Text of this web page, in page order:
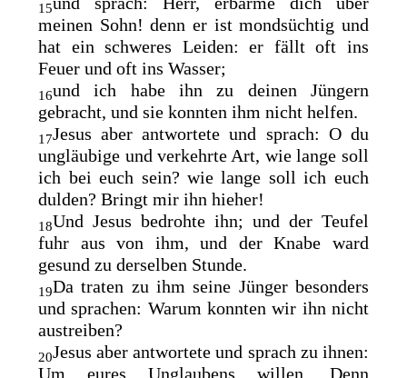
15
meinen Sohn! denn er ist mondsüchtig und
hat ein schweres Leiden: er fällt oft ins
Feuer und oft ins Wasser;
16und ich habe ihn zu deinen Jüngern
gebracht, und sie konnten ihm nicht helfen.
17Jesus aber antwortete und sprach: O du
ungläubige undverkehrte Art, wie lange soll
ich bei euch sein? wie lange soll ich euch
dulden? Bringt mir ihn hieher!
18Und Jesus bedrohte ihn; und der Teufel
fuhr aus von ihm, und der Knabe ward
gesund zu derselben Stunde.
19Da traten zu ihm seine Jünger besonders
und sprachen: Warum konnten wir ihn nicht
austreiben?
20Jesus aber antwortete und sprach zu ihnen:
Um eures Unglaubens willen. Denn